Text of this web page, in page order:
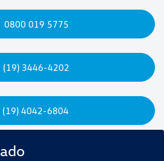
0800 019 5775
(19) 3446-4202
(19) 4042-6804